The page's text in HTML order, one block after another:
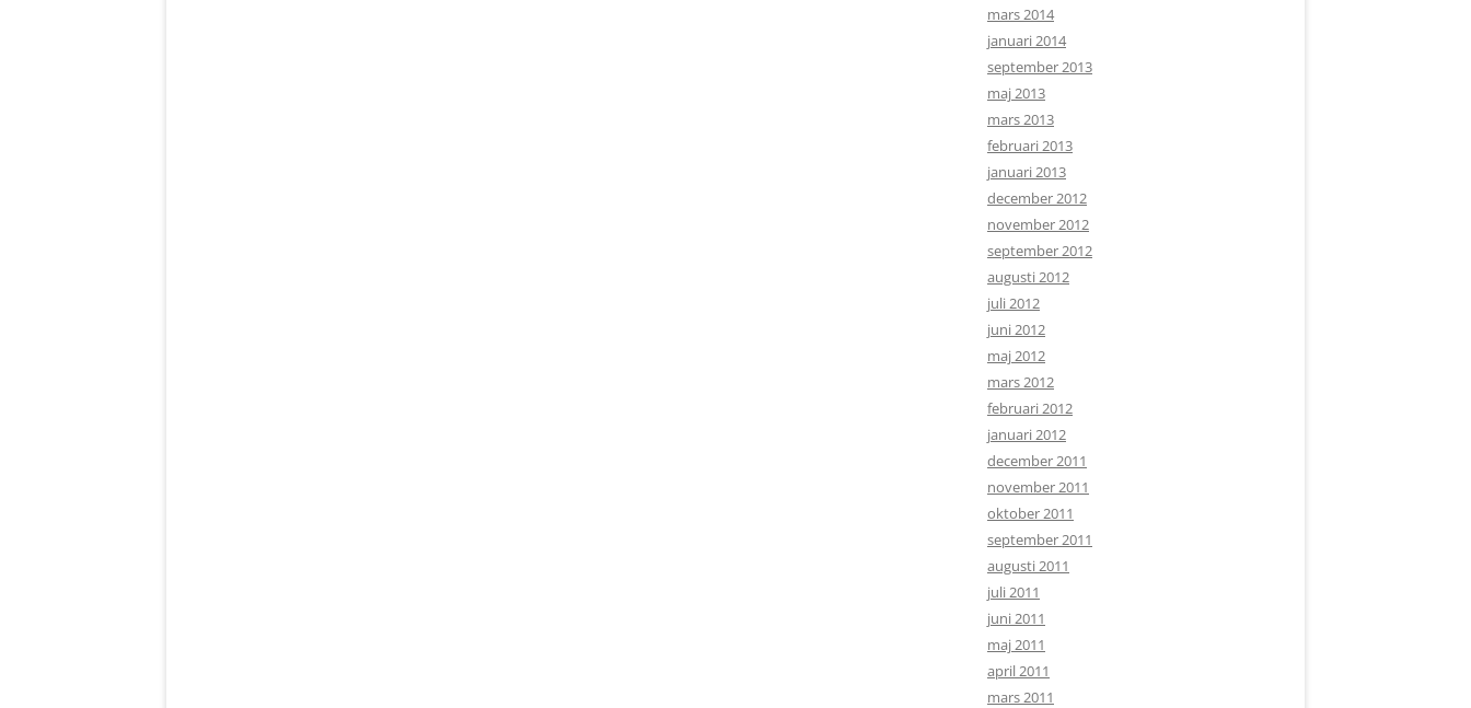
mars 2014
januari 2014
september 2013
maj 2013
mars 2013
februari 2013
januari 2013
december 2012
november 2012
september 2012
augusti 2012
juli 2012
juni 2012
maj 2012
mars 2012
februari 2012
januari 2012
december 2011
november 2011
oktober 2011
september 2011
augusti 2011
juli 2011
juni 2011
maj 2011
april 2011
mars 2011